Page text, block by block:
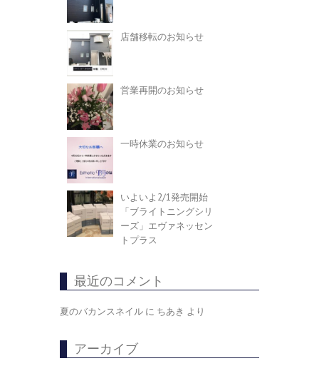
店舗移転のお知らせ
営業再開のお知らせ
一時休業のお知らせ
いよいよ2/1発売開始
「ブライトニングシリ
ーズ」エヴァネッセン
トプラス
最近のコメント
夏のバカンスネイル に ちあき より
アーカイブ